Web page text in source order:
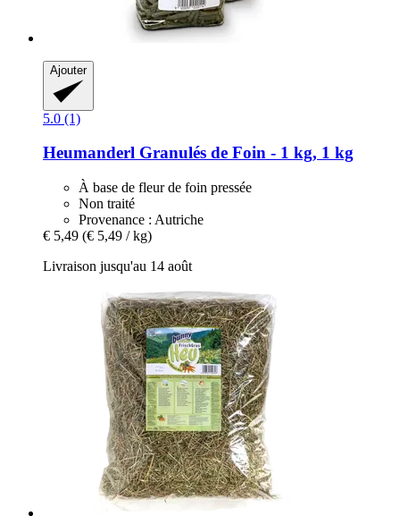
Ajouter
5.0 (1)
Heumanderl Granulés de Foin -​ 1 kg, 1 kg
À base de fleur de foin pressée
Non traité
Provenance : Autriche
€ 5,49 (€ 5,49 / kg)
Livraison jusqu'au 14 août